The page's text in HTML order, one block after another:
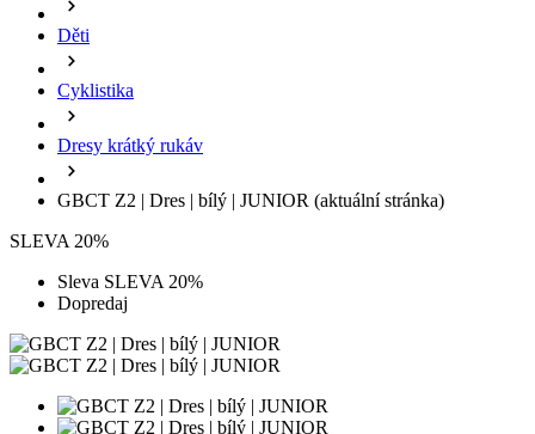
Děti
Cyklistika
Dresy krátký rukáv
GBCT Z2 | Dres | bílý | JUNIOR (aktuální stránka)
SLEVA 20%
Sleva SLEVA 20%
Dopredaj